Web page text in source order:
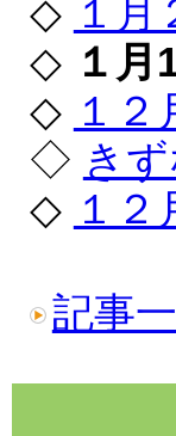
◇ １
◇ １
◇ １
◇ き
◇ １
記事